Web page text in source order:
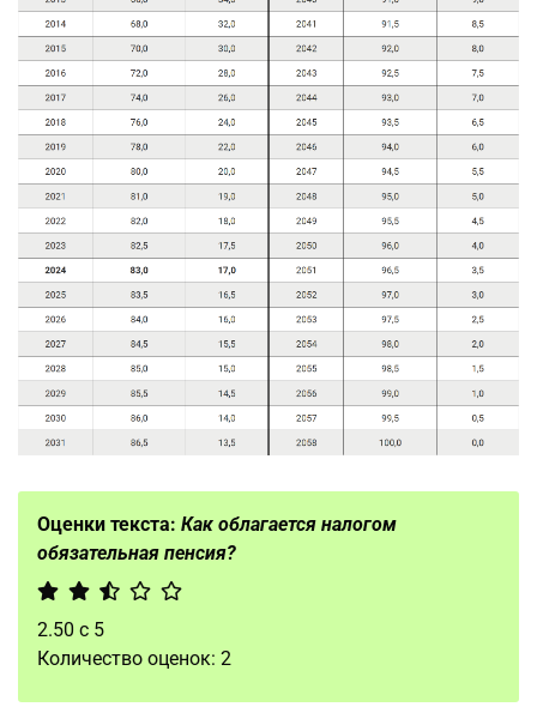
Оценки текста: Как облагается налогом
обязательная пенсия?
2.50 с 5
Количество оценок: 2